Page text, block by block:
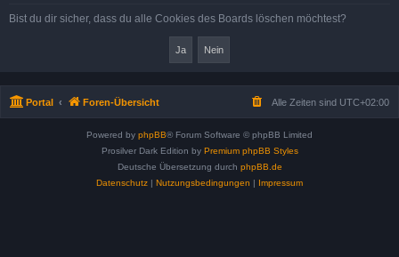
Bist du dir sicher, dass du alle Cookies des Boards löschen möchtest?
Portal Foren-Übersicht Alle Zeiten sind UTC+02:00
Powered by phpBB® Forum Software © phpBB Limited
Prosilver Dark Edition by Premium phpBB Styles
Deutsche Übersetzung durch phpBB.de
Datenschutz | Nutzungsbedingungen | Impressum